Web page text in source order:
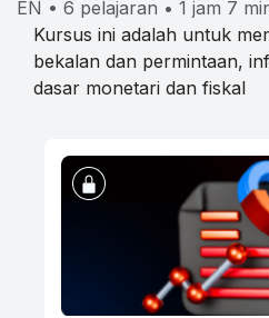
EN • 6 pelajaran • 1 jam 7
Kursus ini adalah untuk
bekalan dan permintaan,
dasar monetari dan fiskal